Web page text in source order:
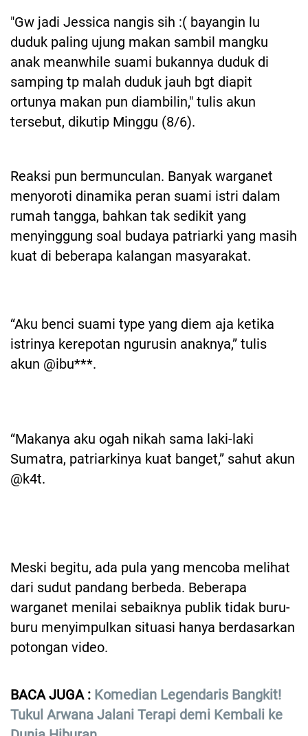
"Gw jadi Jessica nangis sih :( bayangin lu
duduk paling ujung makan sambil mangku
anak meanwhile suami bukannya duduk di
samping tp malah duduk jauh bgt diapit
ortunya makan pun diambilin," tulis akun
tersebut, dikutip Minggu (8/6).
Reaksi pun bermunculan. Banyak warganet
menyoroti dinamika peran suami istri dalam
rumah tangga, bahkan tak sedikit yang
menyinggung soal budaya patriarki yang masih
kuat di beberapa kalangan masyarakat.
“Aku benci suami type yang diem aja ketika
istrinya kerepotan ngurusin anaknya,” tulis
akun @ibu***.
“Makanya aku ogah nikah sama laki-laki
Sumatra, patriarkinya kuat banget,” sahut akun
@k4t.
Meski begitu, ada pula yang mencoba melihat
dari sudut pandang berbeda. Beberapa
warganet menilai sebaiknya publik tidak buru-
buru menyimpulkan situasi hanya berdasarkan
potongan video.
BACA JUGA : Komedian Legendaris Bangkit!
Tukul Arwana Jalani Terapi demi Kembali ke